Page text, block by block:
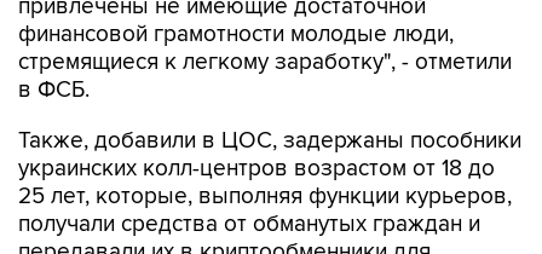
привлечены не имеющие достаточной
финансовой грамотности молодые люди,
стремящиеся к легкому заработку", - отметили
в ФСБ.
Также, добавили в ЦОС, задержаны пособники
украинских колл-центров возрастом от 18 до
25 лет, которые, выполняя функции курьеров,
получали средства от обманутых граждан и